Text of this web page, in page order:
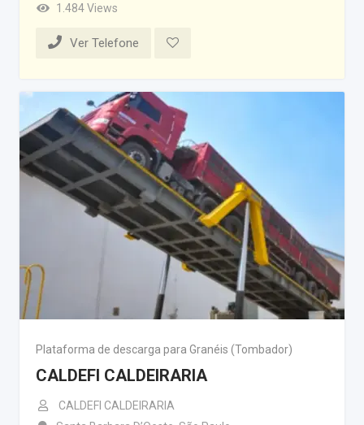
1.484 Views
Ver Telefone
Plataforma de descarga para Granéis (Tombador)
CALDEFI CALDEIRARIA
CALDEFI CALDEIRARIA